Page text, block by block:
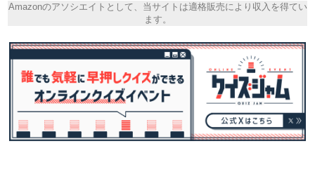
Amazonのアソシエイトとして、当サイトは適格販売により収入を得てい
ます。